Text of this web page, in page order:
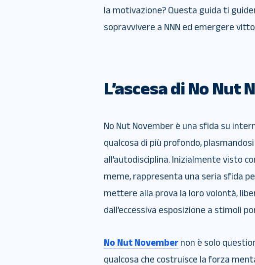
la motivazione? Questa guida ti
sopravvivere a NNN ed emergere
L’ascesa di No Nut
No Nut November è una sfida su
qualcosa di più profondo,
all’autodisciplina. Inizialmente visto
meme, rappresenta una seria sfida
mettere alla prova la loro volontà,
dall’eccessiva esposizione a stimoli
No Nut November non è solo
qualcosa che costruisce la forza